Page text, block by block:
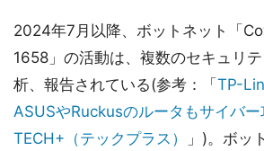
2024年7月以降、ボットネット「
1658」の活動は、複数のセキュリ
析、報告されている(参考：「 TP-
ASUSやRuckusのルータもサイバー
TECH+（テックプラス）
」)。ボッ